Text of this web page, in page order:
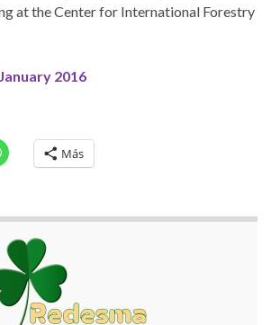
at the Center for International Forestry
2016
Más